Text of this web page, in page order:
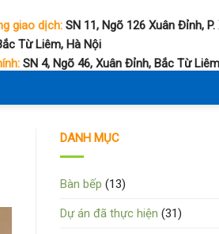
giao dịch:SN 11, Ngõ 126 Xuân Đỉnh, P.
Từ Liêm, Hà Nội
SN 4, Ngõ 46, Xuân Đỉnh, Bắc Từ
DANH MỤC
Bàn bếp (13)
Dự án đã thực hiện (31)